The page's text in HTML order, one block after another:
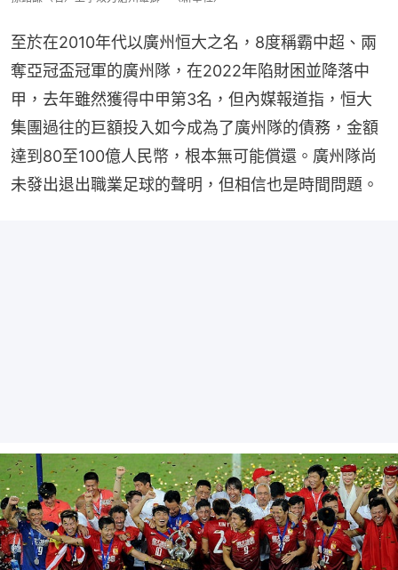
至於在2010年代以廣州恒大之名，8度稱霸中超、兩
奪亞冠盃冠軍的廣州隊，在2022年陷財困並降落中
甲，去年雖然獲得中甲第3名，但內媒報道指，恒大
集團過往的巨額投入如今成為了廣州隊的債務，金額
達到80至100億人民幣，根本無可能償還。廣州隊尚
未發出退出職業足球的聲明，但相信也是時間問題。